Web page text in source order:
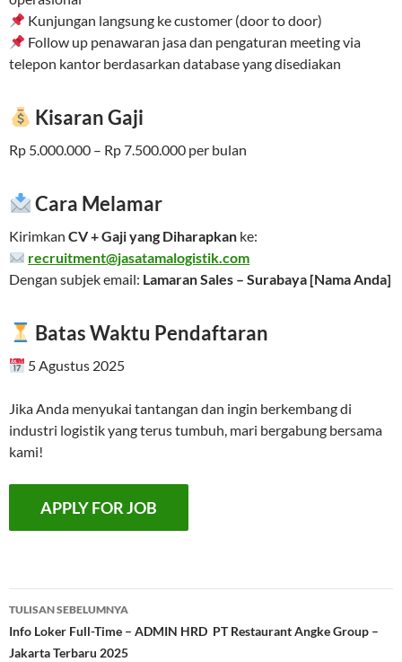
Kunjungan langsung ke customer (door to door)
Follow up penawaran jasa dan pengaturan meeting via
telepon kantor berdasarkan database yang disediakan
Kisaran Gaji
Rp 5.000.000 – Rp 7.500.000 per bulan
Cara Melamar
Kirimkan CV + Gaji yang Diharapkan ke:
recruitment@jasatamalogistik.com
Dengan subjek email: Lamaran Sales – Surabaya [Nama Anda]
Batas Waktu Pendaftaran
5 Agustus 2025
Jika Anda menyukai tantangan dan ingin berkembang di
industri logistik yang terus tumbuh, mari bergabung bersama
kami!
Navigasi
Tulisan
TULISAN SEBELUMNYA
Info Loker Full-Time – ADMIN HRD PT Restaurant Angke Group –
Jakarta Terbaru 2025